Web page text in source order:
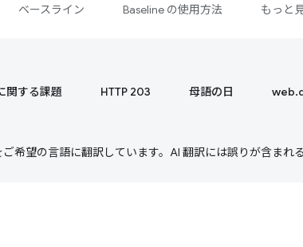
ベースライン Baseline の使用方法 もっと
関する課題 HTTP 203 母語の日
希望の言語に翻訳しています。AI 翻訳には誤りが含まれ